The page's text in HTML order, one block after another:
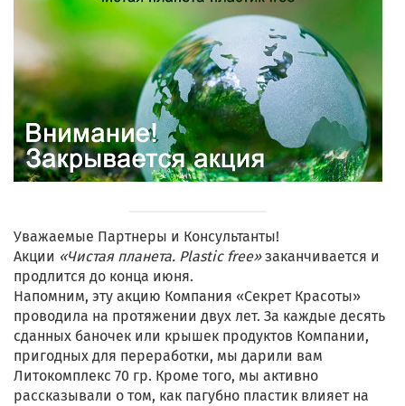
Уважаемые Партнеры и Консультанты!
Акции «Чистая планета. Plastic free»заканчивается и
продлится до конца июня.
Напомним, эту акцию Компания «Секрет Красоты»
проводила на протяжении двух лет. За каждые десять
сданных баночек или крышек продуктов Компании,
пригодных для переработки, мы дарили вам
Литокомплекс 70 гр. Кроме того, мы активно
рассказывали о том, как пагубно пластик влияет на